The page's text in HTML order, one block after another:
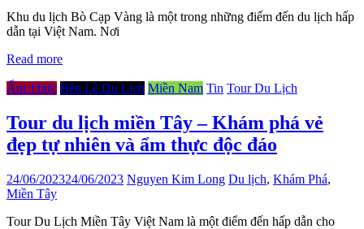
Khu du lịch Bò Cạp Vàng là một trong những điểm đến du lịch hấp
dẫn tại Việt Nam. Nơi
Read more
Ẩm Thực Bên Lề Du Lịch Miền Nam Tin Tour Du Lịch
Tour du lịch miền Tây – Khám phá vẻ
đẹp tự nhiên và ẩm thực độc đáo
24/06/202324/06/2023 Nguyen Kim Long Du lịch, Khám Phá,
Miền Tây
Tour Du Lịch Miền Tây Việt Nam là một điểm đến hấp dẫn cho